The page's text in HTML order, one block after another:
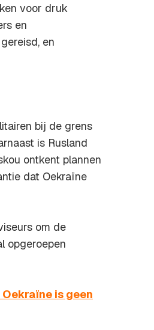
voor druk
en
en
bij de grens
is Rusland
ontkent plannen
dat Oekraïne
om de
opgeroepen
is geen